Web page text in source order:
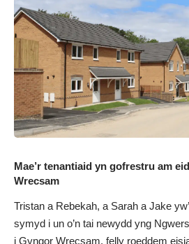
Mae’r tenantiaid yn gofrestru am
Wrecsam
Tristan a Rebekah, a Sarah a Jake
symyd i un o’n tai newydd yng
i Gyngor Wrecsam, felly roeddem